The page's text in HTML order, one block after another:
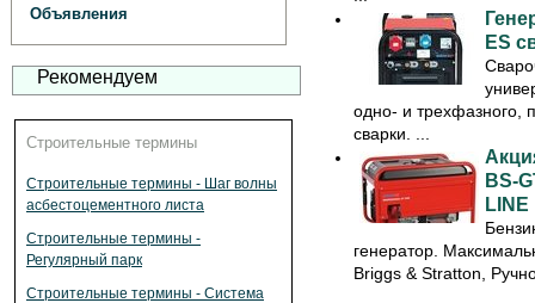
Объявления
Рекомендуем
Строительные термины
Строительные термины - Шаг волны
асбестоцементного листа
Строительные термины -
Регулярный парк
Строительные термины - Система
ES
одно- и трехфазного,
сварки. ...
BS-
LINE
генератор.
Briggs & Stratton,